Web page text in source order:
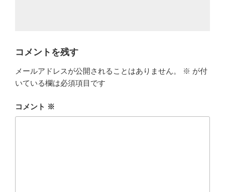
コメントを残す
メールアドレスが公開されることはありません。 ※ が付
いている欄は必須項目です
コメント ※